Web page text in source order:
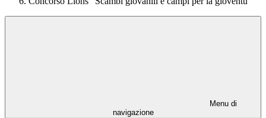
Menu di
navigazione